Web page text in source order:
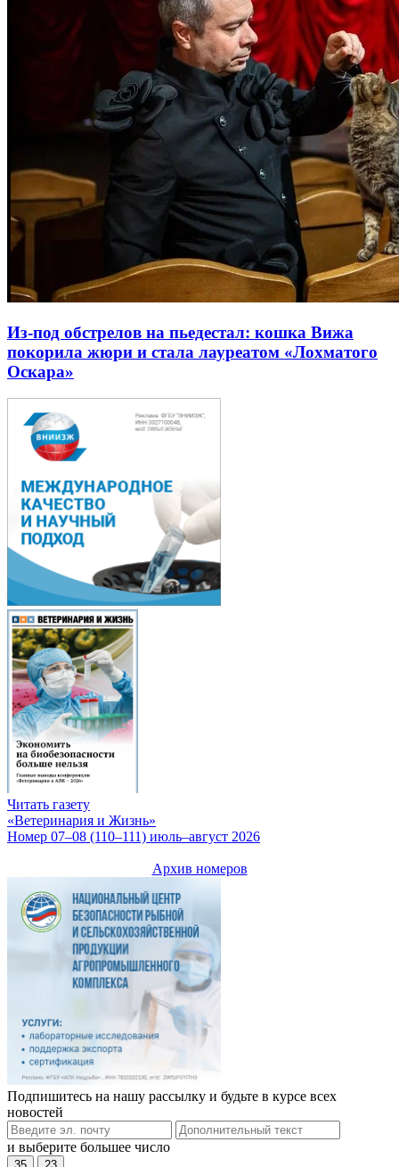
Из-под обстрелов на пьедестал: кошка Вижа
покорила жюри и стала лауреатом «Лохматого
Оскара»
Читать газету
«Ветеринария и Жизнь»
Номер 07–08 (110–111) июль–август 2026
Архив номеров
Подпишитесь на нашу рассылку и будьте в курсе всех
новостей
и выберите большее число